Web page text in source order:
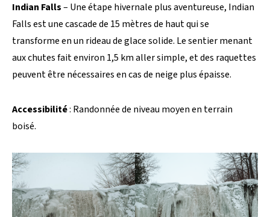
Indian Falls– Une étape hivernale plus aventureuse, Indian
Falls est une cascade de 15 mètres de haut qui se
transforme en un rideau de glace solide. Le sentier menant
aux chutes fait environ 1,5 km aller simple, et des raquettes
peuvent être nécessaires en cas de neige plus épaisse.
Accessibilité: Randonnée de niveau moyen en terrain
boisé.